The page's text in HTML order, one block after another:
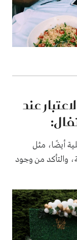
عند
أيضًا، مثل
والتأكد من وجود